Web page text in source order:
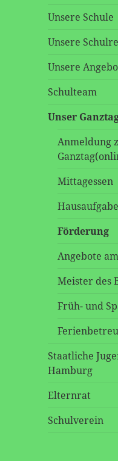
Unsere Schule
Unsere
Unsere
Schulteam
Unser
Anmeldung
Mittagessen
Förderung
Angebote
Meister des
Früh- und
Staatliche
Hamburg
Elternrat
Schulverein